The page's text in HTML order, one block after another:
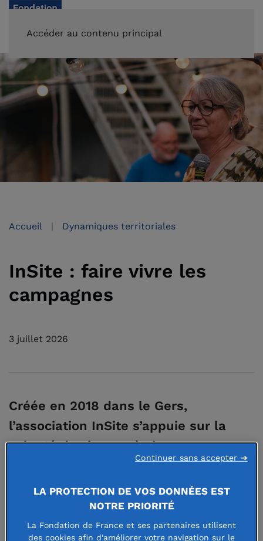
Accéder au contenu principal
Accueil Dynamiques territoriales
InSite : faire vivre les
campagnes
3 juillet 2026
Créée en 2018 dans le Gers,
l’association InSite s’appuie sur la
volonté des jeunes à s’engager pour
soutenir les initiatives innovantes
portées dans les communes rurales
par les élus, habitants et
associations, partout en France.
LA PROTECTION DE VOS DONNÉES EST
NOTRE PRIORITÉ
La Fondation de France et ses partenaires utilisent
des cookies afin d'améliorer votre navigation sur le
Continuer sans accepter ➜